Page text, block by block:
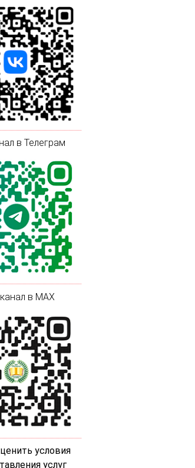
в Телеграм
в MAX
условия
услуг